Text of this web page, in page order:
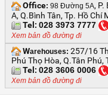
Office: 98 Đường 5A, P.
A, Q.Bình Tân, Tp. Hồ Chí
Tel:028 3973 7777
Xem bản đồ đường đi
Warehouses: 257/16
Phú Thọ Hòa, Q.Tân Phú,
Tel:028 3606 0006
Xem bản đồ đường đi